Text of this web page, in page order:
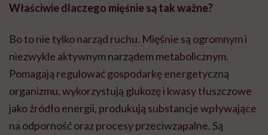
Właściwie dlaczego mięśnie są tak ważne?
Bo to nie tylko narząd ruchu. Mięśnie są ogromnym i
niezwykle aktywnym narządem metabolicznym.
Pomagają regulować gospodarkę energetyczną
organizmu, wykorzystują glukozę i kwasy tłuszczowe
jako źródło energii, produkują substancje wpływające
na odporność oraz procesy przeciwzapalne. Są